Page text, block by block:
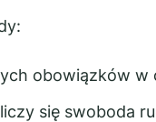
obowiązków w
się swoboda